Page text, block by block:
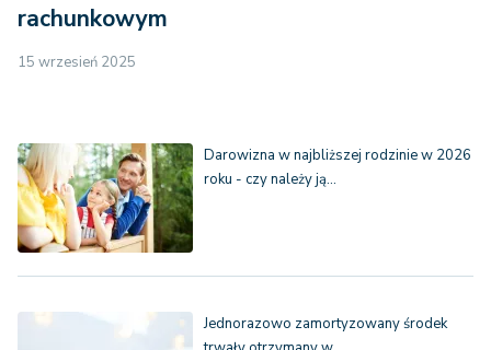
rachunkowym
15 wrzesień 2025
Darowizna w najbliższej rodzinie w 2026
roku - czy należy ją…
Jednorazowo zamortyzowany środek